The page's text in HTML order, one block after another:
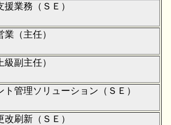
援業務（ＳＥ）
（主任）
副主任）
ト管理ソリューション（ＳＥ）
刷新（ＳＥ）